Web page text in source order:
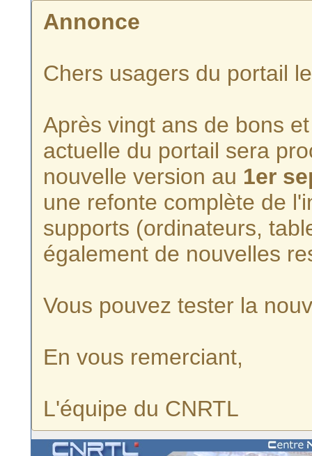
Annonce
Chers usagers du portail
Après vingt ans de bons
actuelle du portail sera
nouvelle version au 1er
une refonte complète de
supports (ordinateurs,
également de nouvelles
Vous pouvez tester la
En vous remerciant,
L'équipe du CNRTL